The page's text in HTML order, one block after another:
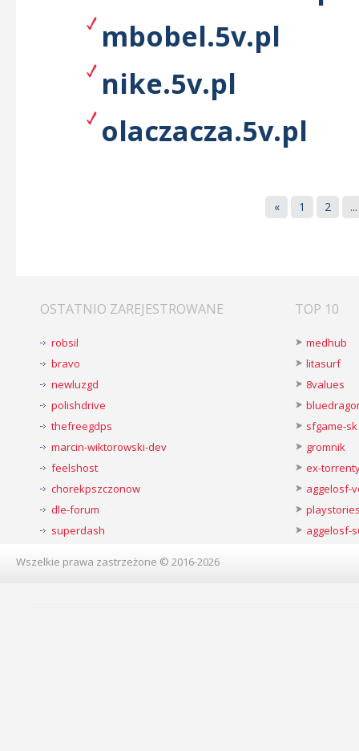
mbobel.5v.pl
nike.5v.pl
olaczacza.5v.pl
« 1 2 ...
OSTATNIO ZAREJESTROWANE
robsil
bravo
newluzgd
polishdrive
thefreegdps
marcin-wiktorowski-dev
feelshost
chorekpszczonow
dle-forum
superdash
TOP 10
medhub
litasurf
8values
sfgame-sk
gromnik
ex-
aggelosf-
aggelosf-
Wszelkie prawa zastrzeżone © 2016-2026